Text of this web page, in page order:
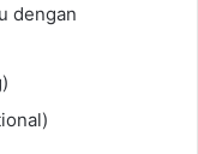
dengan